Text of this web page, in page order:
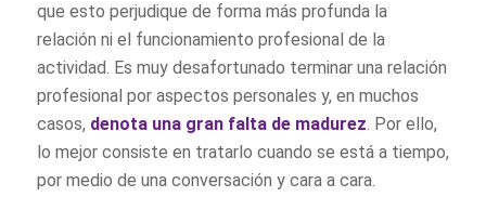
que esto perjudique de forma más profunda la
relación ni el funcionamiento profesional de la
actividad. Es muy desafortunado terminar una relación
profesional por aspectos personales y, en muchos
casos, denota una gran falta de madurez. Por ello,
lo mejor consiste en tratarlo cuando se está a tiempo,
por medio de una conversación y cara a cara.